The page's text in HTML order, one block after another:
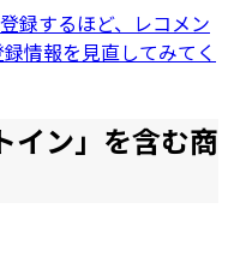
録するほど、レコメン
情報を見直してみてく
イン」を含む商